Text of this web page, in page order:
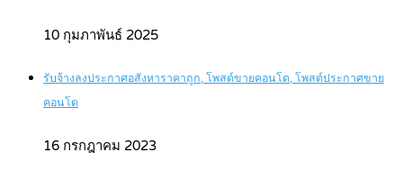
10 กุมภาพันธ์ 2025
รับจ้างลงประกาศอสังหาราคาถูก, โพสต์ขายคอนโด, โพสต์ประกาศขาย
คอนโด
16 กรกฎาคม 2023